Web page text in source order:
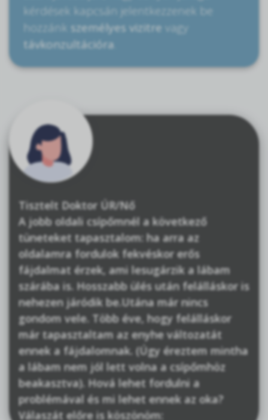
kérdések kapcsán jelentkezzenek be
hozzánk személyes vizitre vagy
távkonzultációra
Tisztelt Doktor ÚR/Nő
A jobb oldali csípőmnél a következő
tüneteket tapasztalom: ha arra az
oldalamra fordulok fekvéskor erős
fájdalmat érzek, ami lesugárzik a lábam
szárába is. Hosszabb ülés után felálláskor is
nehezen járódik be.Utána már nincs
gondom vele. Több éve, hogy felálláskor
már tapasztaltam az enyhe változatát
ennek a fájdalomnak. (Úgy éreztem mintha
a lábam nem jól lett volna a csípőmhöz
beakasztva). Hová lehet fordulni a
problémával és mi lehet ennek az oka?
Válaszát előre is köszönöm: